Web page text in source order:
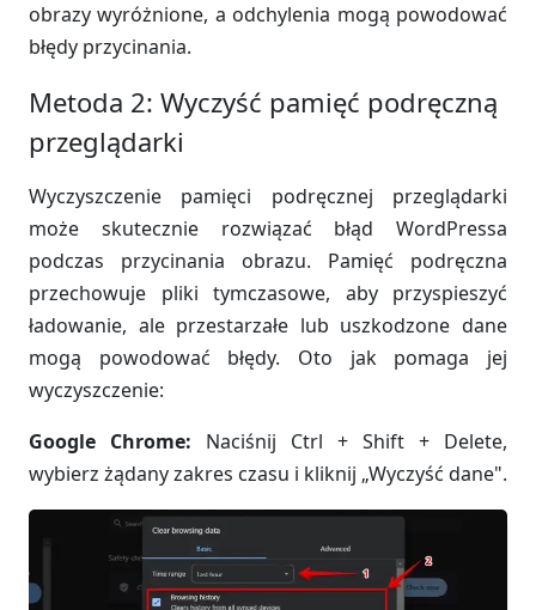
obrazy wyróżnione, a odchylenia mogą powodować
błędy przycinania.
Metoda 2: Wyczyść pamięć podręczną
przeglądarki
Wyczyszczenie pamięci podręcznej przeglądarki
może skutecznie rozwiązać błąd WordPressa
podczas przycinania obrazu. Pamięć podręczna
przechowuje pliki tymczasowe, aby przyspieszyć
ładowanie, ale przestarzałe lub uszkodzone dane
mogą powodować błędy. Oto jak pomaga jej
wyczyszczenie:
Google Chrome: Naciśnij Ctrl + Shift + Delete,
wybierz żądany zakres czasu i kliknij „Wyczyść dane".